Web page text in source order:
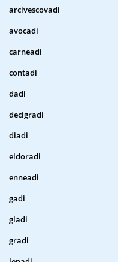
arcivescovadi
avocadi
carneadi
contadi
dadi
decigradi
diadi
eldoradi
enneadi
gadi
gladi
gradi